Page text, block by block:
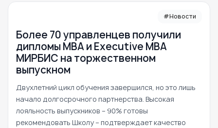
#Новости
Более 70 управленцев получили
дипломы MBA и Executive MBA
МИРБИС на торжественном
выпускном
Двухлетний цикл обучения завершился, но это лишь
начало долгосрочного партнерства. Высокая
лояльность выпускников – 90% готовы
рекомендовать Школу – подтверждает качество